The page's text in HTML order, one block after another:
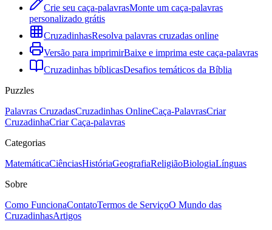
Crie seu caça-palavrasMonte um caça-palavras
personalizado grátis
CruzadinhasResolva palavras cruzadas online
Versão para imprimirBaixe e imprima este caça-palavras
Cruzadinhas bíblicasDesafios temáticos da Bíblia
Puzzles
Palavras CruzadasCruzadinhas OnlineCaça-PalavrasCriar
CruzadinhaCriar Caça-palavras
Categorias
MatemáticaCiênciasHistóriaGeografiaReligiãoBiologiaLínguas
Sobre
Como FuncionaContatoTermos de ServiçoO Mundo das
CruzadinhasArtigos